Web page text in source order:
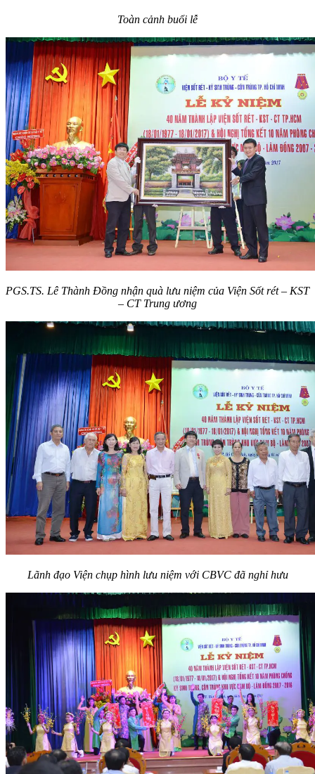
Toàn cảnh buổi lễ
PGS.TS. Lê Thành Đồng nhận quà lưu niệm của Viện Sốt rét – KST
– CT Trung ương
Lãnh đạo Viện chụp hình lưu niệm với CBVC đã nghỉ hưu